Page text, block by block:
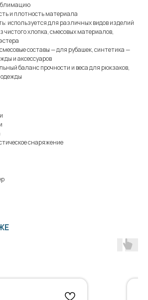
и плотность материала
используется для различных видов изделий
чистого хлопка, смесовых материалов,
составы — для рубашек, синтетика —
и аксессуаров
баланс прочности и веса для рюкзаков,
одежды
снаряжение